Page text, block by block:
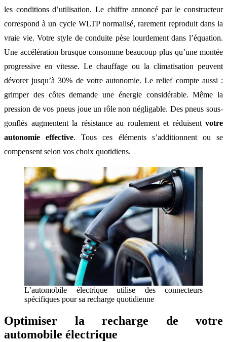
les conditions d’utilisation. Le chiffre annoncé par le constructeur
correspond à un cycle WLTP normalisé, rarement reproduit dans la
vraie vie. Votre style de conduite pèse lourdement dans l’équation.
Une accélération brusque consomme beaucoup plus qu’une montée
progressive en vitesse. Le chauffage ou la climatisation peuvent
dévorer jusqu’à 30% de votre autonomie. Le relief compte aussi :
grimper des côtes demande une énergie considérable. Même la
pression de vos pneus joue un rôle non négligable. Des pneus sous-
gonflés augmentent la résistance au roulement et réduisent votre
autonomie effective. Tous ces éléments s’additionnent ou se
compensent selon vos choix quotidiens.
L’automobile électrique utilise des connecteurs
spécifiques pour sa recharge quotidienne
Optimiser la recharge de votre
automobile électrique